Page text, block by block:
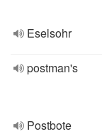
Eselsohr
postman's
Postbote